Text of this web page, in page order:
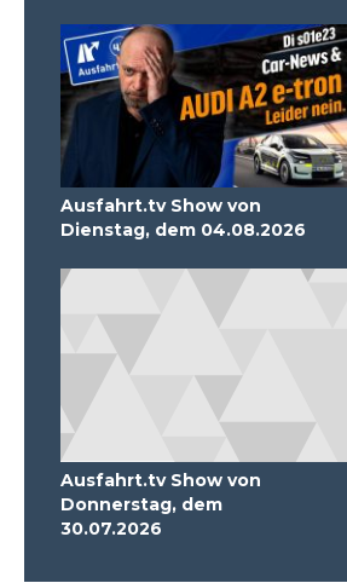
Ausfahrt.tv Show von
Dienstag, dem 04.08.2026
Ausfahrt.tv Show von
Donnerstag, dem
30.07.2026